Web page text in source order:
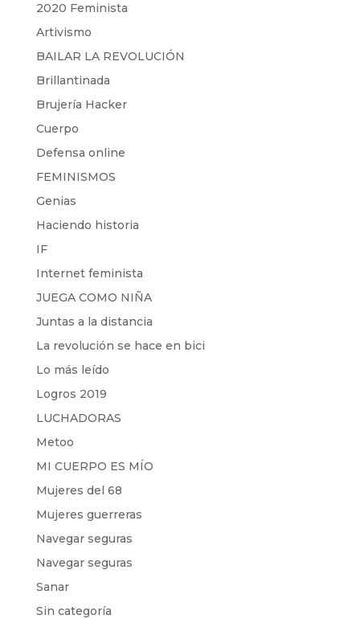
2020 Feminista
Artivismo
BAILAR LA REVOLUCIÓN
Brillantinada
Brujería Hacker
Cuerpo
Defensa online
FEMINISMOS
Genias
Haciendo historia
IF
Internet feminista
JUEGA COMO NIÑA
Juntas a la distancia
La revolución se hace en bici
Lo más leído
Logros 2019
LUCHADORAS
Metoo
MI CUERPO ES MÍO
Mujeres del 68
Mujeres guerreras
Navegar seguras
Navegar seguras
Sanar
Sin categoría